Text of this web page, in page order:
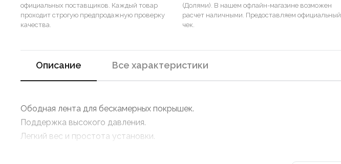
официальных поставщиков. Каждый товар
проходит строгую предпродажную проверку
качества.
(Долями). В нашем офлайн-магазине возможен
расчет наличными. Предоставляем официальный
чек.
Описание Все характеристики
Ободная лента для бескамерных покрышек.
Поддержка высокого давления.
Легкий вес и простота установки.